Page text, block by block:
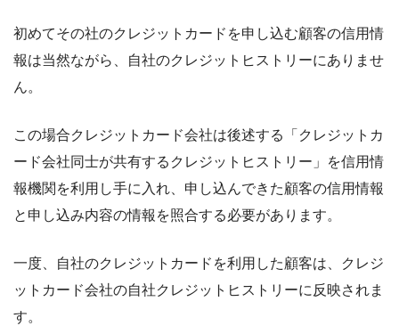
初めてその社のクレジットカードを申し込む顧客の信用情
報は当然ながら、自社のクレジットヒストリーにありませ
ん。
この場合クレジットカード会社は後述する「クレジットカ
ード会社同士が共有するクレジットヒストリー」を信用情
報機関を利用し手に入れ、申し込んできた顧客の信用情報
と申し込み内容の情報を照合する必要があります。
一度、自社のクレジットカードを利用した顧客は、クレジ
ットカード会社の自社クレジットヒストリーに反映されま
す。